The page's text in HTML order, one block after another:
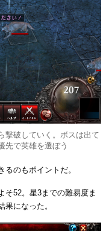
撃破していく。ボスは出て
先で英雄を選ぼう
のもポイントだ。
そ52。星3までの難易度ま
になった。